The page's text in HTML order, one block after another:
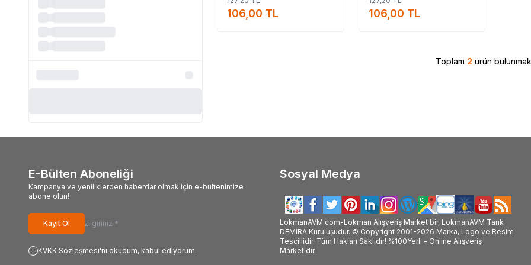
#Dinamit_markanın_ürünlerini_satan #Dinamit_markası_satan #Dinamit_markası_ürünleri_satan #Dinamit_marka_ürünleri_satan
#Dinamit_nerde_satılır #Dinamit_nerde_alınır #Dinamit_faydaları #Dinamit_kullanımı
106,00 TL 106,00 TL
Toplam 2 ürün
E-Bülten Aboneliği
Kampanya ve yeniliklerden haberdar olmak için e-bültenimize
abone olun!
Kayıt Ol
KVKK Sözleşmesi'ni okudum, kabul ediyorum.
Sosyal Medya
LokmanAVM.com-Lokman Alışveriş Market bir, LokmanAVM Tarık
DEMİRA Kuruluşudur. © Copyright 2001-2026 Marka, Logo ve Resim
Tescillidir. Tüm Hakları Saklıdır! %100Yerli - Online Alışveriş
Marketidir.